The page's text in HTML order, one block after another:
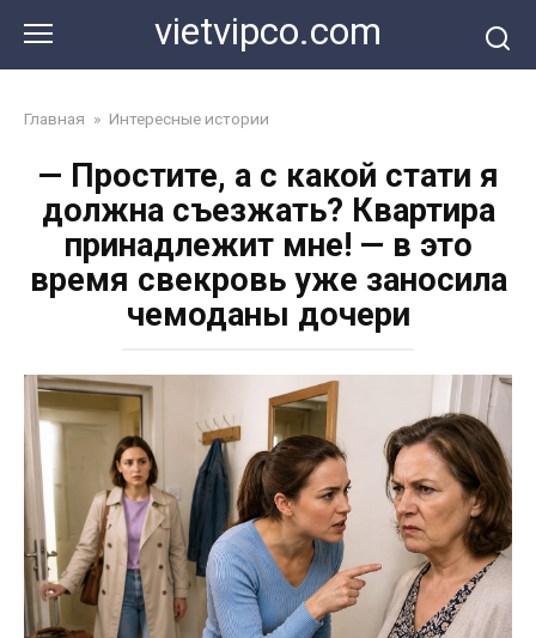
контенту
vietvipco.com
Главная » Интересные истории
— Простите, а с какой стати я
должна съезжать? Квартира
принадлежит мне! — в это
время свекровь уже заносила
чемоданы дочери